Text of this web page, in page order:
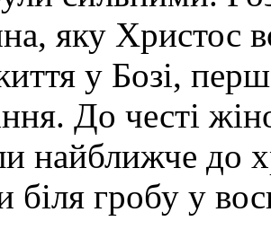
яку Христос
у Бозі,
До честі
найближче до
гробу у